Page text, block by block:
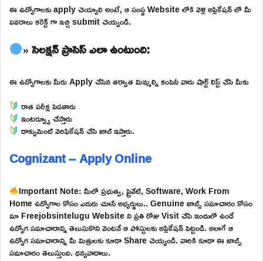
ఈ ఉద్యోగాలకు apply చెయ్యాలి అంటే, ఆ సంస్థ Website లోకి వెళ్లి అప్లికేషన్ లో మీ
వివరాలు కరెక్ట్ గా ఇచ్చి submit చెయ్యండి.
» సెలక్షన్ ప్రాసెస్ ఎలా ఉంటుంది:
ఈ ఉద్యోగాలకు మీరు Apply చేసిన తర్వాత మిమ్మల్ని కంపెనీ వారు షార్ట్ లిస్ట్ చేసి మీకు
రాత పరీక్ష పెడతారు
ఇంటర్వ్యూ చేస్తారు
డాక్యుమెంట్ వెరిఫికేషన్ చేసి జాబ్ ఇస్తారు.
Cognizant – Apply Online
Important Note: మీలో ప్రభుత్వ, ప్రైవేట్, Software, Work From
Home ఉద్యోగాల కోసం ఎదురు చూసే అభ్యర్థులు.. Genuine జాబ్స్ సమాచారం కోసం
మా Freejobsintelugu Website ని ప్రతి రోజు Visit చేసి ఇందులో ఉండే
ఉద్యోగ సమాచారాన్ని తెలుసుకొని వెంటనే ఆ పోస్టులకు అప్లికేషన్ పెట్టండి. అలాగే ఆ
ఉద్యోగ సమాచారాన్ని మీ మిత్రులకు కూడా Share చెయ్యండి. వారికి కూడా ఈ జాబ్స్
సమాచారం తెలుస్తుంది. ధన్యవాదాలు.